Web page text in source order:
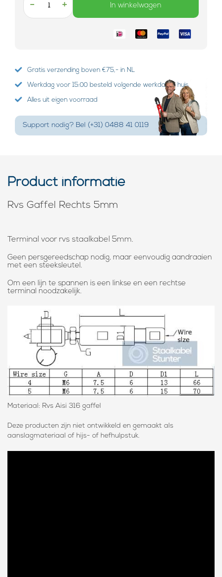
- + In winkelwagen
Gratis verzending boven €75,- in NL
Werkdag voor 15:00 besteld volgende werkdag in huis
Alles uit eigen voorraad
Support nodig? Bel (+31) 0488 41 0119
Product informatie
Rvs Gaffel Rechts 5mm
Terminal voor rvs staalkabel 5mm.
Geen persgereedschap nodig, maar eenvoudig aandraaien
met een steeksleutel.
Om een lijn te spannen is een linkse en een rechtse
terminal noodzakelijk.
Materiaal: Rvs Aisi 316 gaffel
Deze producten zijn niet ontwikkeld en gemaakt als
aanslagmateriaal of hijs- of hefhulpstuk.